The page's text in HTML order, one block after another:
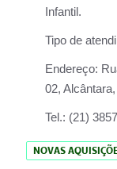
Infantil.
Tipo de
Endereço:
02,
Tel.: (21)
NOVAS